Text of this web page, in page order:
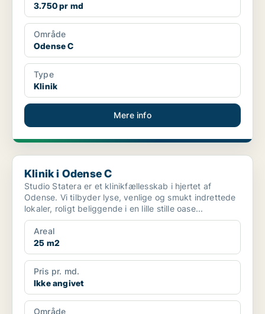
3.750 pr md
Område
Odense C
Type
Klinik
Mere info
Klinik i Odense C
Klinik i Odense C
Studio Statera er et klinikfællesskab i hjertet af
Odense. Vi tilbyder lyse, venlige og smukt indrettede
lokaler, roligt beliggende i en lille stille oase...
Areal
25 m2
Pris pr. md.
Ikke angivet
Område